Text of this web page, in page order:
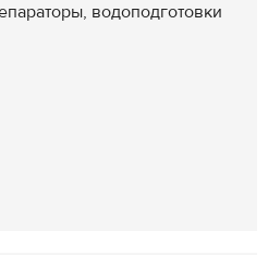
водоподготовки